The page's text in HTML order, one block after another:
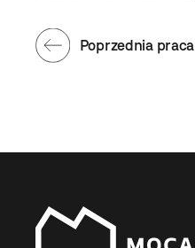
Poprzednia praca